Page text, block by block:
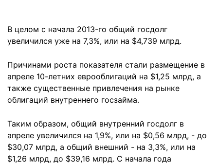
В целом с начала 2013-го общий госдолг
увеличился уже на 7,3%, или на $4,739 млрд.
Причинами роста показателя стали размещение в
апреле 10-летних еврооблигаций на $1,25 млрд, а
также существенные привлечения на рынке
облигаций внутреннего госзайма.
Таким образом, общий внутренний госдолг в
апреле увеличился на 1,9%, или на $0,56 млрд, - до
$30,07 млрд, а общий внешний - на 3,3%, или на
$1,26 млрд, до $39,16 млрд. С начала года